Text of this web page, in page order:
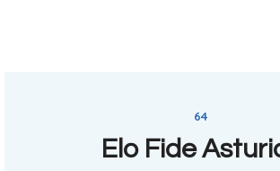
64
Elo Fide